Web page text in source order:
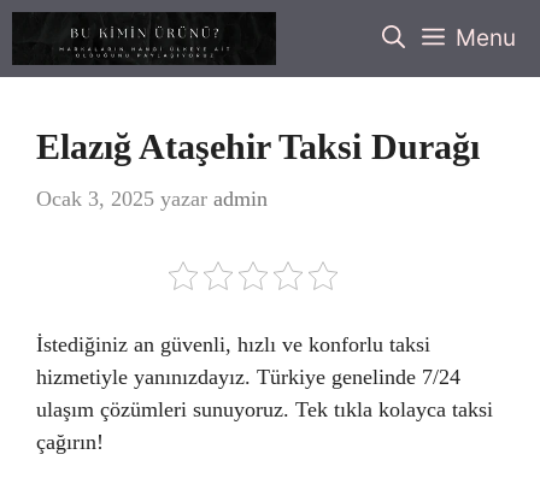
İçeriğe
Menu
Elazığ Ataşehir Taksi Durağı
Ocak 3, 2025 yazar admin
İstediğiniz an güvenli, hızlı ve konforlu taksi
hizmetiyle yanınızdayız. Türkiye genelinde 7/24
ulaşım çözümleri sunuyoruz. Tek tıkla kolayca taksi
çağırın!